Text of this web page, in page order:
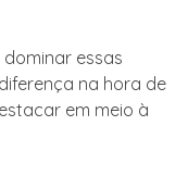
essas
na hora de
em meio à